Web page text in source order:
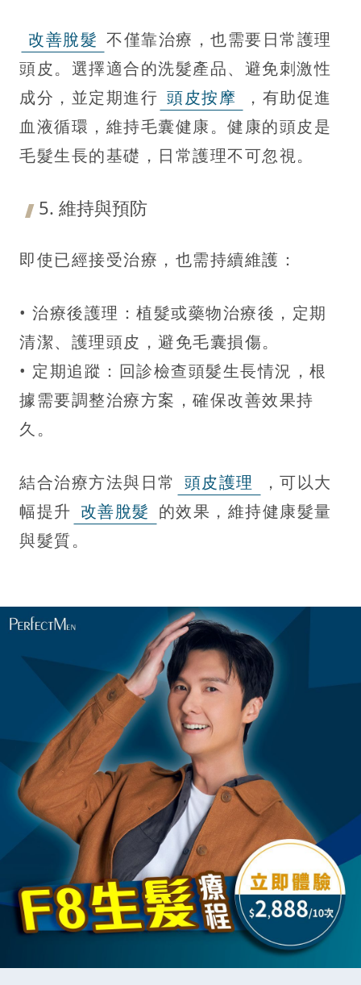
改善脫髮 不僅靠治療，也需要日常護理
頭皮。選擇適合的洗髮產品、避免刺激性
成分，並定期進行 頭皮按摩
，有助促進
血液循環，維持毛囊健康。健康的頭皮是
毛髮生長的基礎，日常護理不可忽視。
5. 維持與預防
即使已經接受治療，也需持續維護：
• 治療後護理：植髮或藥物治療後，定期
清潔、護理頭皮，避免毛囊損傷。
• 定期追蹤：回診檢查頭髮生長情況，根
據需要調整治療方案，確保改善效果持
久。
結合治療方法與日常 頭皮護理
，可以大
幅提升 改善脫髮 的效果，維持健康髮量
與髮質。